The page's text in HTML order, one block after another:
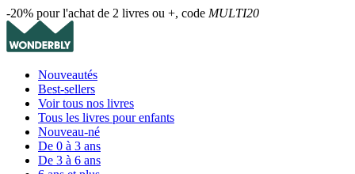
-20% pour l'achat de 2 livres ou +, code MULTI20
Nouveautés
Best-sellers
Voir tous nos livres
Tous les livres pour enfants
Nouveau-né
De 0 à 3 ans
De 3 à 6 ans